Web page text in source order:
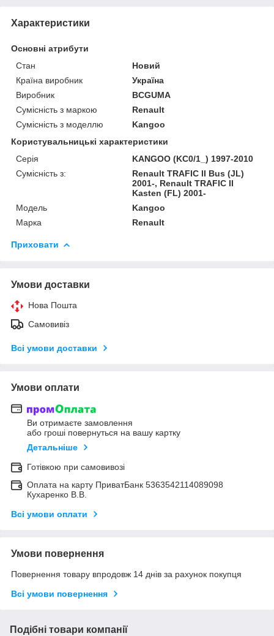
Характеристики
Основні атрибути
Стан
Новий
Країна виробник
Україна
Виробник
BCGUMA
Сумісність з маркою
Renault
Сумісність з моделлю
Kangoo
Користувальницькі характеристики
Серія
KANGOO (KC0/1_) 1997-2010
Сумісність з:
Renault TRAFIC II Bus (JL)
2001-, Renault TRAFIC II
Kasten (FL) 2001-
Модель
Kangoo
Марка
Renault
Приховати
Умови доставки
Нова Пошта
Самовивіз
Всі умови доставки
Умови оплати
Ви отримаєте замовлення
або гроші повернуться на вашу картку
Детальніше
Готівкою при самовивозі
Оплата на карту ПриватБанк 5363542114089098
Кухаренко В.В.
Всі умови оплати
Умови повернення
Повернення товару впродовж 14 днів за рахунок покупця
Всі умови повернення
Подібні товари компанії